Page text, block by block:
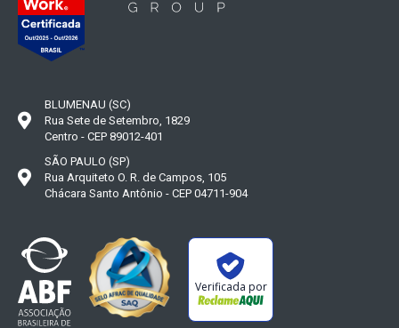
BLUMENAU (SC)
Rua Sete de Setembro, 1829
Centro - CEP 89012-401
SÃO PAULO (SP)
Rua Arquiteto O. R. de Campos, 105
Chácara Santo Antônio - CEP 04711-904
Verificada por